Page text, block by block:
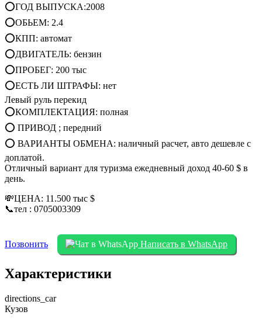
⭕ГОД ВЫПУСКА:2008
⭕ОБЬЕМ: 2.4
⭕КПП: автомат
⭕ДВИГАТЕЛЬ: бензин
⭕ПРОБЕГ: 200 тыс
⭕ЕСТЬ ЛИ ШТРАФЫ: нет
Левый руль перекид
⭕КОМПЛЕКТАЦИЯ: полная
⭕ ПРИВОД ; передний
⭕ ВАРИАНТЫ ОБМЕНА: наличный расчет, авто дешевле с
доплатой.
Отличный вариант для туризма ежедневный доход 40-60 $ в
день.
💸ЦЕНА: 11.500 тыс $
📞тел : 0705003309
Позвонить Написать в WhatsApp
Характеристики
directions_car
Кузов